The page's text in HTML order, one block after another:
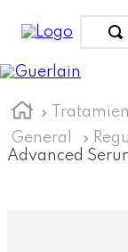
General
Advanced